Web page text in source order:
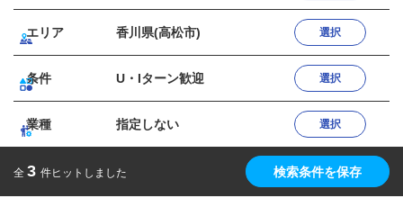
エリア 香川県(高松市) 選択
条件 U・Iターン歓迎 選択
業種 指定しない 選択
全 3 件ヒットしました 検索条件を保存